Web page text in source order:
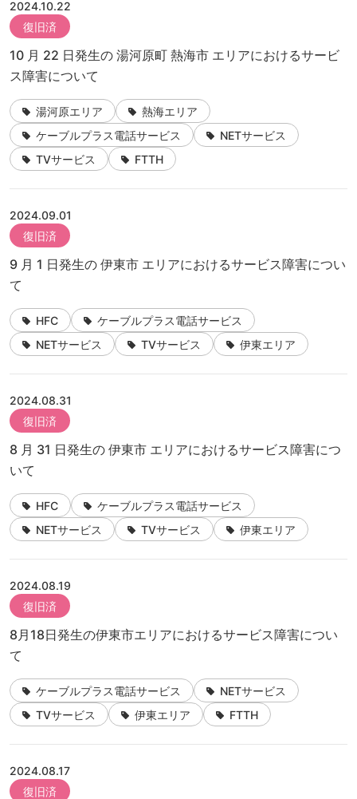
2024.10.22
復旧済
10 月 22 日発生の 湯河原町 熱海市 エリアにおけるサービ
ス障害について
湯河原エリア
熱海エリア
ケーブルプラス電話サービス
NETサービス
TVサービス
FTTH
2024.09.01
復旧済
9 月 1 日発生の 伊東市 エリアにおけるサービス障害につい
て
HFC
ケーブルプラス電話サービス
NETサービス
TVサービス 伊東エリア
2024.08.31
復旧済
8 月 31 日発生の 伊東市 エリアにおけるサービス障害につ
いて
HFC
ケーブルプラス電話サービス
NETサービス
TVサービス 伊東エリア
2024.08.19
復旧済
8月18日発生の伊東市エリアにおけるサービス障害につい
て
ケーブルプラス電話サービス
NETサービス
TVサービス
伊東エリア FTTH
2024.08.17
復旧済